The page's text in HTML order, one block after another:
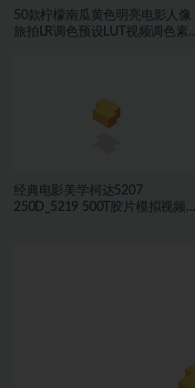
50款柠檬南瓜黄色明亮电影人像
旅拍LR调色预设LUT视频调色素
经典电影美学柯达5207
250D_5219 500T胶片模拟视频色